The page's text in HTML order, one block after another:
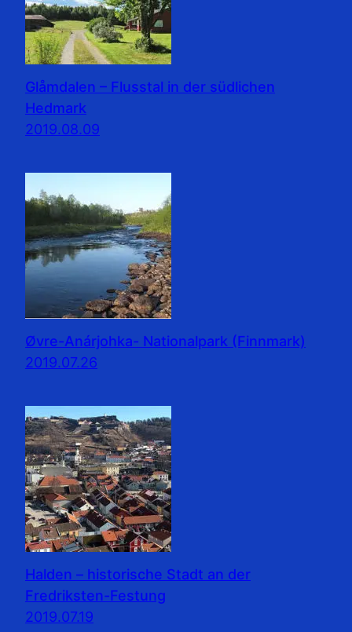
Glåmdalen – Flusstal in der südlichen
Hedmark
2019.08.09
Øvre-Anárjohka- Nationalpark (Finnmark)
2019.07.26
Halden – historische Stadt an der
Fredriksten-Festung
2019.07.19